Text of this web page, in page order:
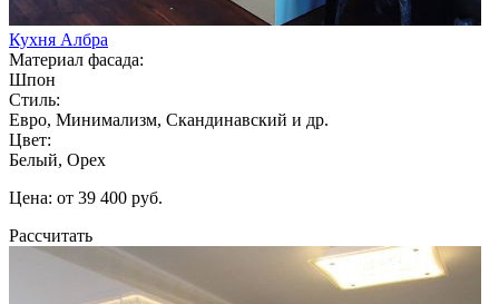
Кухня Албра
Материал фасада:
Шпон
Стиль:
Евро, Минимализм, Скандинавский и др.
Цвет:
Белый, Орех
Цена: от 39 400 руб.
Рассчитать